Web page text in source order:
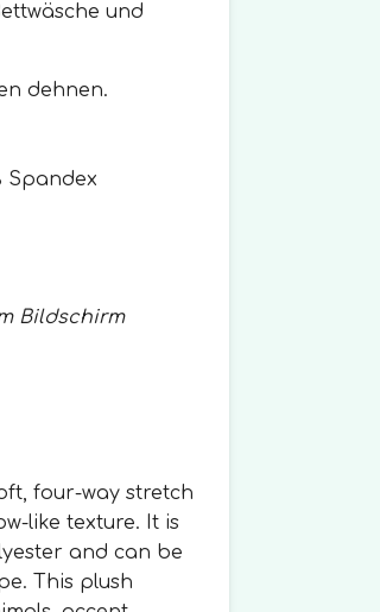
und
dehnen.
Spandex
Bildschirm
four-way stretch
like texture. It is
and can be
This plush